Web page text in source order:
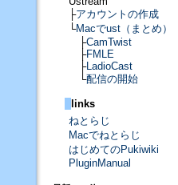
├アカウントの作成
└Macでust（まとめ）
├CamTwist
├FMLE
├LadioCast
└配信の開始
links
ねとらじ
Macでねとらじ
はじめてのPukiwiki
PluginManual